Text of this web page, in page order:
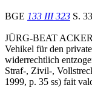
BGE 133 III 323 S.
JÜRG-BEAT
Vehikel für den
widerrechtlich
Straf-, Zivil-,
1999, p. 35 ss) fait